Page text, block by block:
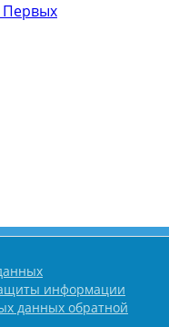
информации
данных обратной